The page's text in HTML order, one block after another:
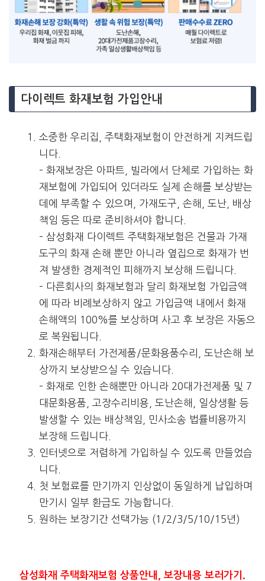
다이렉트 화재보험 가입안내
소중한 우리집, 주택화재보험이 안전하게 지켜드립
니다.
– 화재보장은 아파트, 빌라에서 단체로 가입하는 화
재보험에 가입되어 있더라도 실제 손해를 보상받는
데에 부족할 수 있으며, 가재도구, 손해, 도난, 배상
책임 등은 따로 준비하셔야 합니다.
– 삼성화재 다이렉트 주택화재보험은 건물과 가재
도구의 화재 손해 뿐만 아니라 옆집으로 화재가 번
져 발생한 경제적인 피해까지 보상해 드립니다.
– 다른회사의 화재보험과 달리 화재보험 가입금액
에 따라 비례보상하지 않고 가입금액 내에서 화재
손해액의 100%를 보상하며 사고 후 보장은 자동으
로 복원됩니다.
화재손해부터 가전제품/문화용품수리, 도난손해 보
상까지 보상받으실 수 있습니다.
– 화재로 인한 손해뿐만 아니라 20대가전제품 및 7
대문화용품, 고장수리비용, 도난손해, 일상생활 등
발생할 수 있는 배상책임, 민사소송 법률비용까지
보장해 드립니다.
인터넷으로 저렴하게 가입하실 수 있도록 만들었습
니다.
첫 보험료를 만기까지 인상없이 동일하게 납입하며
만기시 일부 환급도 가능합니다.
원하는 보장기간 선택가능 (1/2/3/5/10/15년)
삼성화재 주택화재보험 상품안내, 보장내용 보러가기.